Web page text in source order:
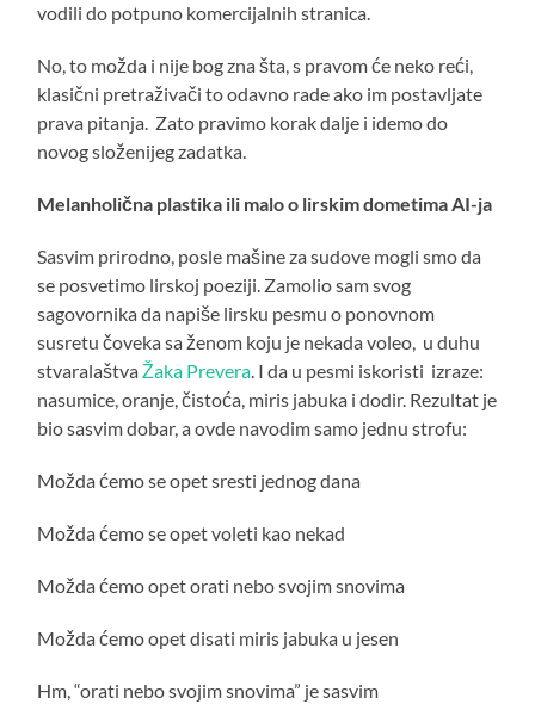
vodili do potpuno komercijalnih stranica.
No, to možda i nije bog zna šta, s pravom će neko reći,
klasični pretraživači to odavno rade ako im postavljate
prava pitanja. Zato pravimo korak dalje i idemo do
novog složenijeg zadatka.
Melanholična plastika ili malo o lirskim dometima AI-ja
Sasvim prirodno, posle mašine za sudove mogli smo da
se posvetimo lirskoj poeziji. Zamolio sam svog
sagovornika da napiše lirsku pesmu o ponovnom
susretu čoveka sa ženom koju je nekada voleo, u duhu
stvaralaštvaŽaka Prevera. I da u pesmi iskoristi izraze:
nasumice, oranje, čistoća, miris jabuka i dodir. Rezultat je
bio sasvim dobar, a ovde navodim samo jednu strofu:
Možda ćemo se opet sresti jednog dana
Možda ćemo se opet voleti kao nekad
Možda ćemo opet orati nebo svojim snovima
Možda ćemo opet disati miris jabuka u jesen
Hm, “orati nebo svojim snovima” je sasvim